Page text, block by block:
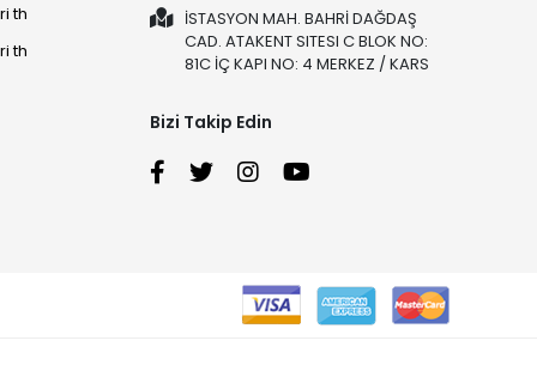
th
th
İSTASYON MAH. BAHRİ DAĞDAŞ
CAD. ATAKENT SITESI C BLOK NO:
81C İÇ KAPI NO: 4 MERKEZ / KARS
Bizi Takip Edin